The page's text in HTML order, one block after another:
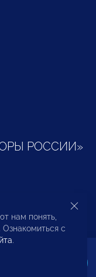
РОССИИ»
и
нам понять,
Ознакомиться с
.